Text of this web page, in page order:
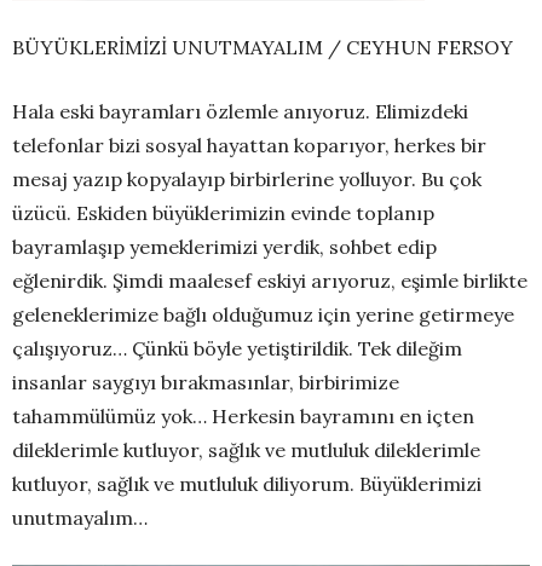
BÜYÜKLERİMİZİ UNUTMAYALIM / CEYHUN FERSOY
Hala eski bayramları özlemle anıyoruz. Elimizdeki
telefonlar bizi sosyal hayattan koparıyor, herkes bir
mesaj yazıp kopyalayıp birbirlerine yolluyor. Bu çok
üzücü. Eskiden büyüklerimizin evinde toplanıp
bayramlaşıp yemeklerimizi yerdik, sohbet edip
eğlenirdik. Şimdi maalesef eskiyi arıyoruz, eşimle birlikte
geleneklerimize bağlı olduğumuz için yerine getirmeye
çalışıyoruz… Çünkü böyle yetiştirildik. Tek dileğim
insanlar saygıyı bırakmasınlar, birbirimize
tahammülümüz yok… Herkesin bayramını en içten
dileklerimle kutluyor, sağlık ve mutluluk dileklerimle
kutluyor, sağlık ve mutluluk diliyorum. Büyüklerimizi
unutmayalım…